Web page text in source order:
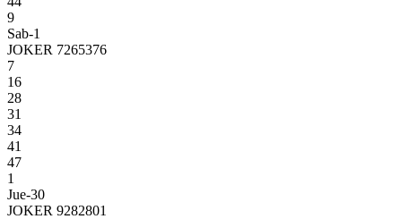
9
Sab-1
JOKER 7265376
7
16
28
31
34
41
47
1
Jue-30
JOKER 9282801